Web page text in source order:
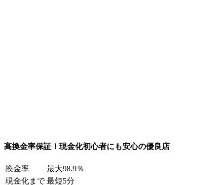
高換金率保証！現金化初心者にも安心の優良店
換金率
最大98.9％
現金化まで 最短5分